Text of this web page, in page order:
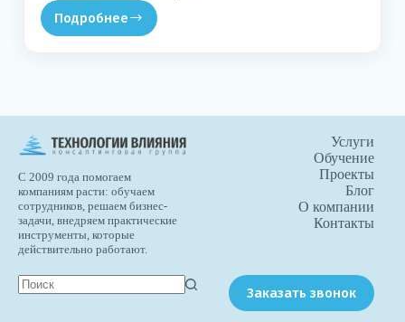
Подробнее
С 2009 года помогаем
компаниям расти: обучаем
сотрудников, решаем бизнес-
задачи, внедряем практические
инструменты, которые
действительно работают.
Услуги
Обучение
Проекты
Блог
О компании
Контакты
Заказать звонок